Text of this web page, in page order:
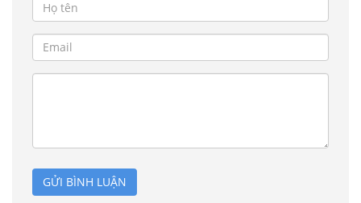
GỬI BÌNH LUẬN